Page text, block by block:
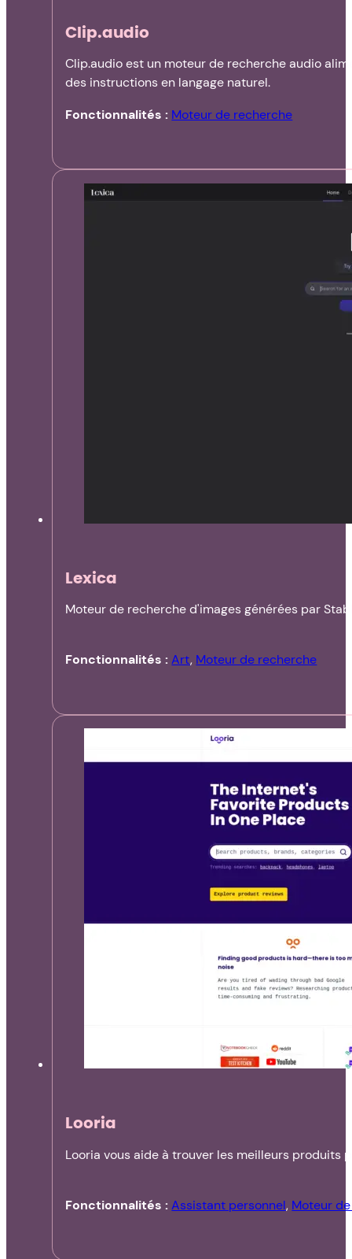
Clip.audio
Clip.audio est un moteur de recherche audio
des instructions en langage naturel.
Fonctionnalités : Moteur de recherche
Lexica
Moteur de recherche d'images générées par
Fonctionnalités : Art, Moteur de recherche
Looria
Looria vous aide à trouver les meilleurs produits
Fonctionnalités : Assistant personnel, Moteur